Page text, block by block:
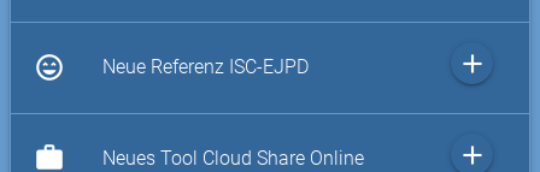
sentiment_very_satisfied Neue Referenz ISC-EJPD add
work Neues Tool Cloud Share Online add